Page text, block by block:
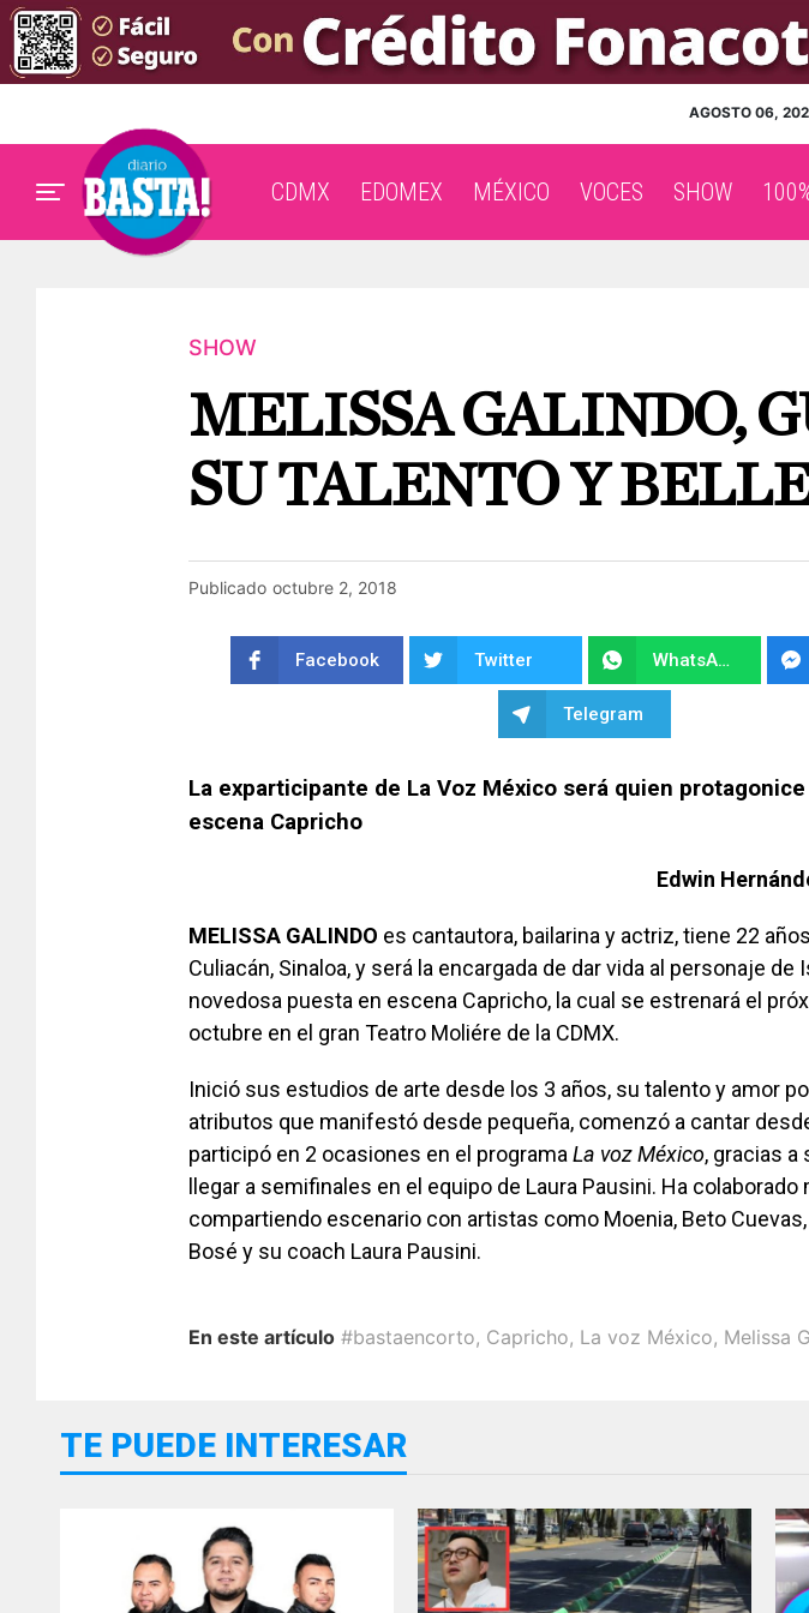
AGOSTO 06,
CDMX EDOMEX MÉXICO VOCES SHOW
SHOW
MELISSA GALINDO,
SU TALENTO Y
Publicado octubre 2, 2018
Facebook Twitter WhatsApp
Telegram
La exparticipante de La Voz México será quien
escena Capricho
Edwin
MELISSA GALINDO es cantauto­ra, bailarina y actriz, tiene 22
Culiacán, Sinaloa, y será la encargada de dar vida al personaje de
novedosa puesta en escena Capricho, la cual se estrenará el
octubre en el gran Teatro Moliére de la CDMX.
Inició sus estudios de arte desde los 3 años, su talento y amor
atributos que manifes­tó desde pequeña, comenzó a cantar
participó en 2 oca­siones en el programa La voz Méxi­co, gracias a
llegar a semifinales en el equipo de Laura Pausini. Ha
compartiendo escenario con artistas como Moenia, Beto
Bosé y su coach Laura Pausini.
En este artículo #bastaencorto, Capricho, La voz México, Melissa
TE PUEDE INTERESAR